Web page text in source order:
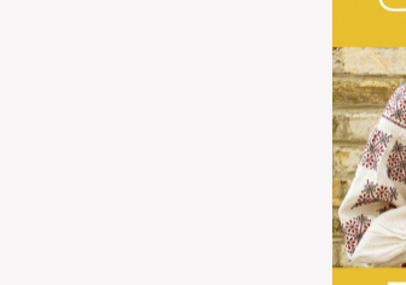
ПОСЛУГИ